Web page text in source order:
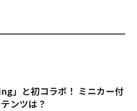
」と初コラボ！ ミニカー付
ンツは？